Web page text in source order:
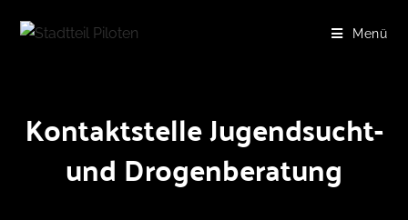
Menü
Kontaktstelle Jugendsucht-
und Drogenberatung